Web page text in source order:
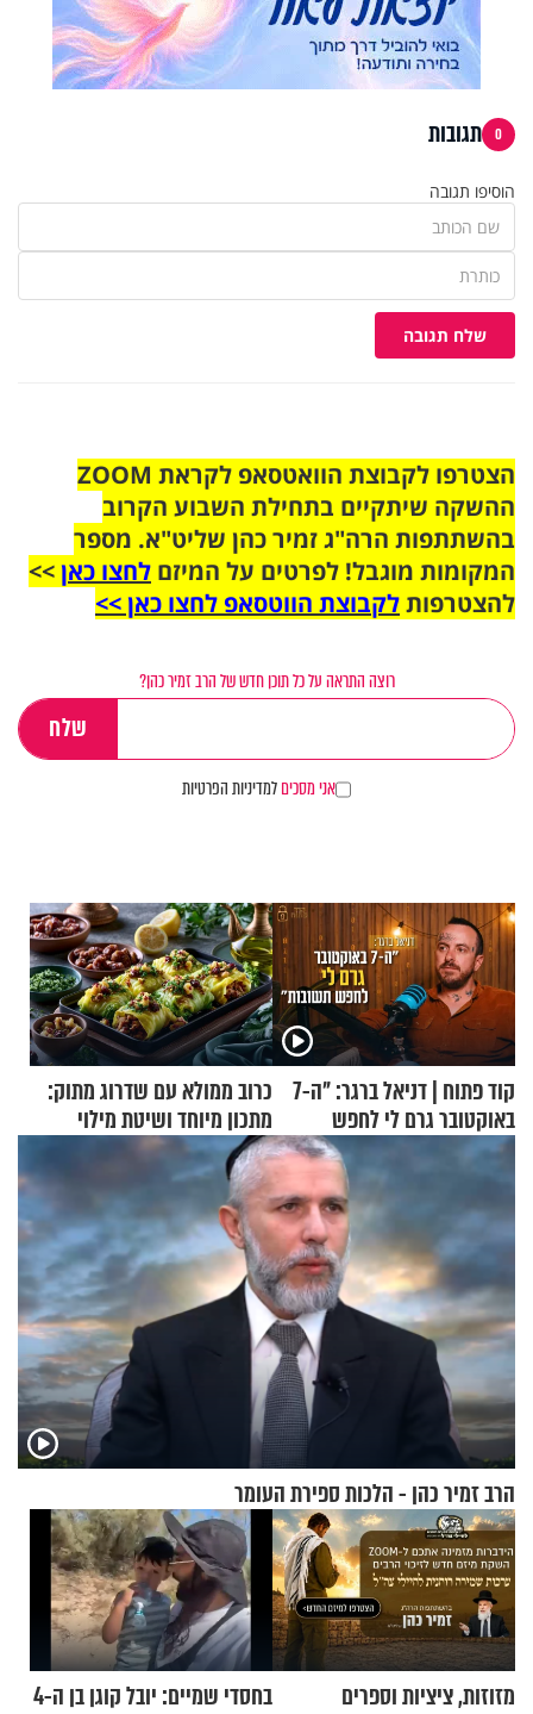
0 תגובות
הוסיפו תגובה
שלח תגובה
הצטרפו לקבוצת הוואטסאפ לקראת ZOOM
ההשקה שיתקיים בתחילת השבוע הקרוב
בהשתתפות הרה"ג זמיר כהן שליט"א. מספר
המקומות מוגבל! לפרטים על המיזם לחצו כאן>>
להצטרפותלקבוצת הווטסאפ לחצו כאן >>
רוצה התראה על כל תוכן חדש של הרב זמיר כהן?
אני מסכיםלמדיניות הפרטיות
קוד פתוח | דניאל ברגר: "ה-7
באוקטובר גרם לי לחפש
תשובות"
כרוב ממולא עם שדרוג מתוק:
מתכון מיוחד ושיטת מילוי
שאתם חייבים לנסות
הרב זמיר כהן - הלכות ספירת העומר
מזוזות, ציציות וספרים
בחסדי שמיים: יובל קוגן בן ה-4